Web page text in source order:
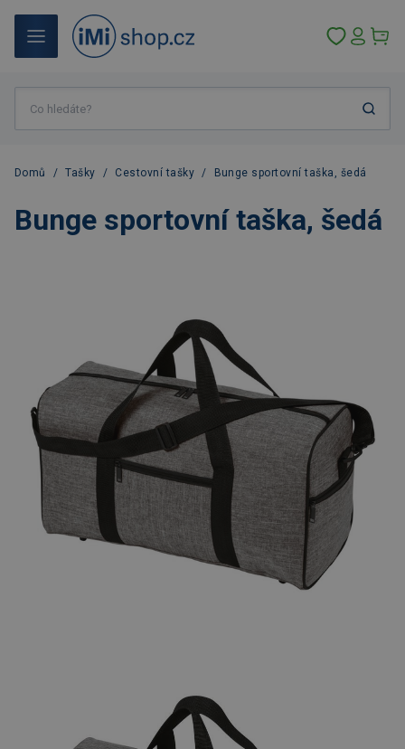
Domů / Tašky / Cestovní tašky / Bunge sportovní taška, šedá
Bunge sportovní taška, šedá